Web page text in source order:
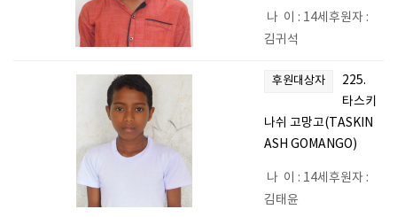
나 이 : 14세후원자 :
김귀석
후원대상자
225.
타스키
나쉬 고망고(TASKIN
ASH GOMANGO)
나 이 : 14세후원자 :
김태윤